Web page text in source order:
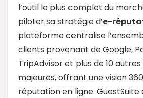
l’outil le plus complet du
piloter sa stratégie d’e-
plateforme centralise
clients provenant de Google,
TripAdvisor et plus de 10
majeures, offrant une vision
réputation en ligne. GuestSuite